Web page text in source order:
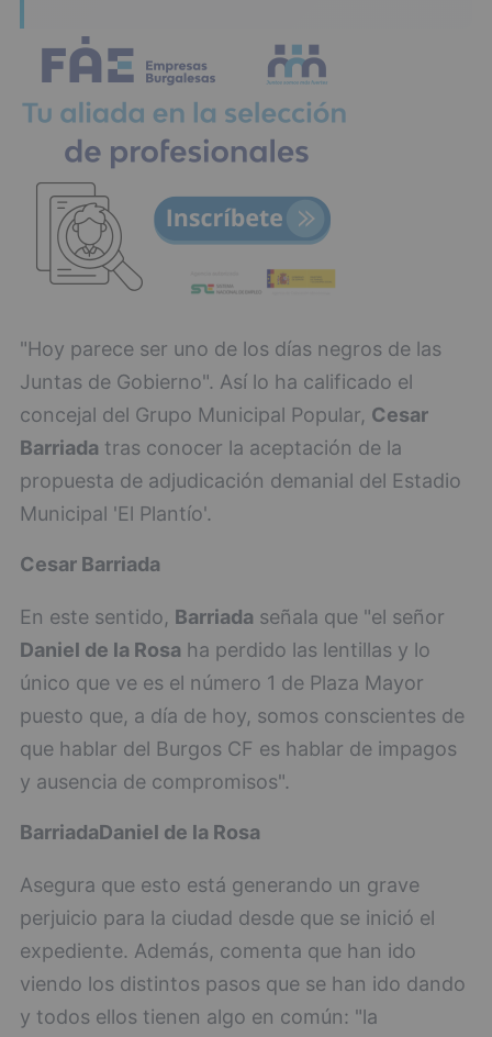
"Hoy parece ser uno de los días negros de las
Juntas de Gobierno". Así lo ha calificado el
concejal del Grupo Municipal Popular, Cesar
Barriada tras conocer la aceptación de la
propuesta de adjudicación demanial del Estadio
Municipal 'El Plantío'.
Cesar Barriada
En este sentido, Barriada señala que "el señor
Daniel de la Rosa ha perdido las lentillas y lo
único que ve es el número 1 de Plaza Mayor
puesto que, a día de hoy, somos conscientes de
que hablar del Burgos CF es hablar de impagos
y ausencia de compromisos".
BarriadaDaniel de la Rosa
Asegura que esto está generando un grave
perjuicio para la ciudad desde que se inició el
expediente. Además, comenta que han ido
viendo los distintos pasos que se han ido dando
y todos ellos tienen algo en común: "la